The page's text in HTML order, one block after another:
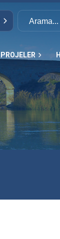
PROJELER